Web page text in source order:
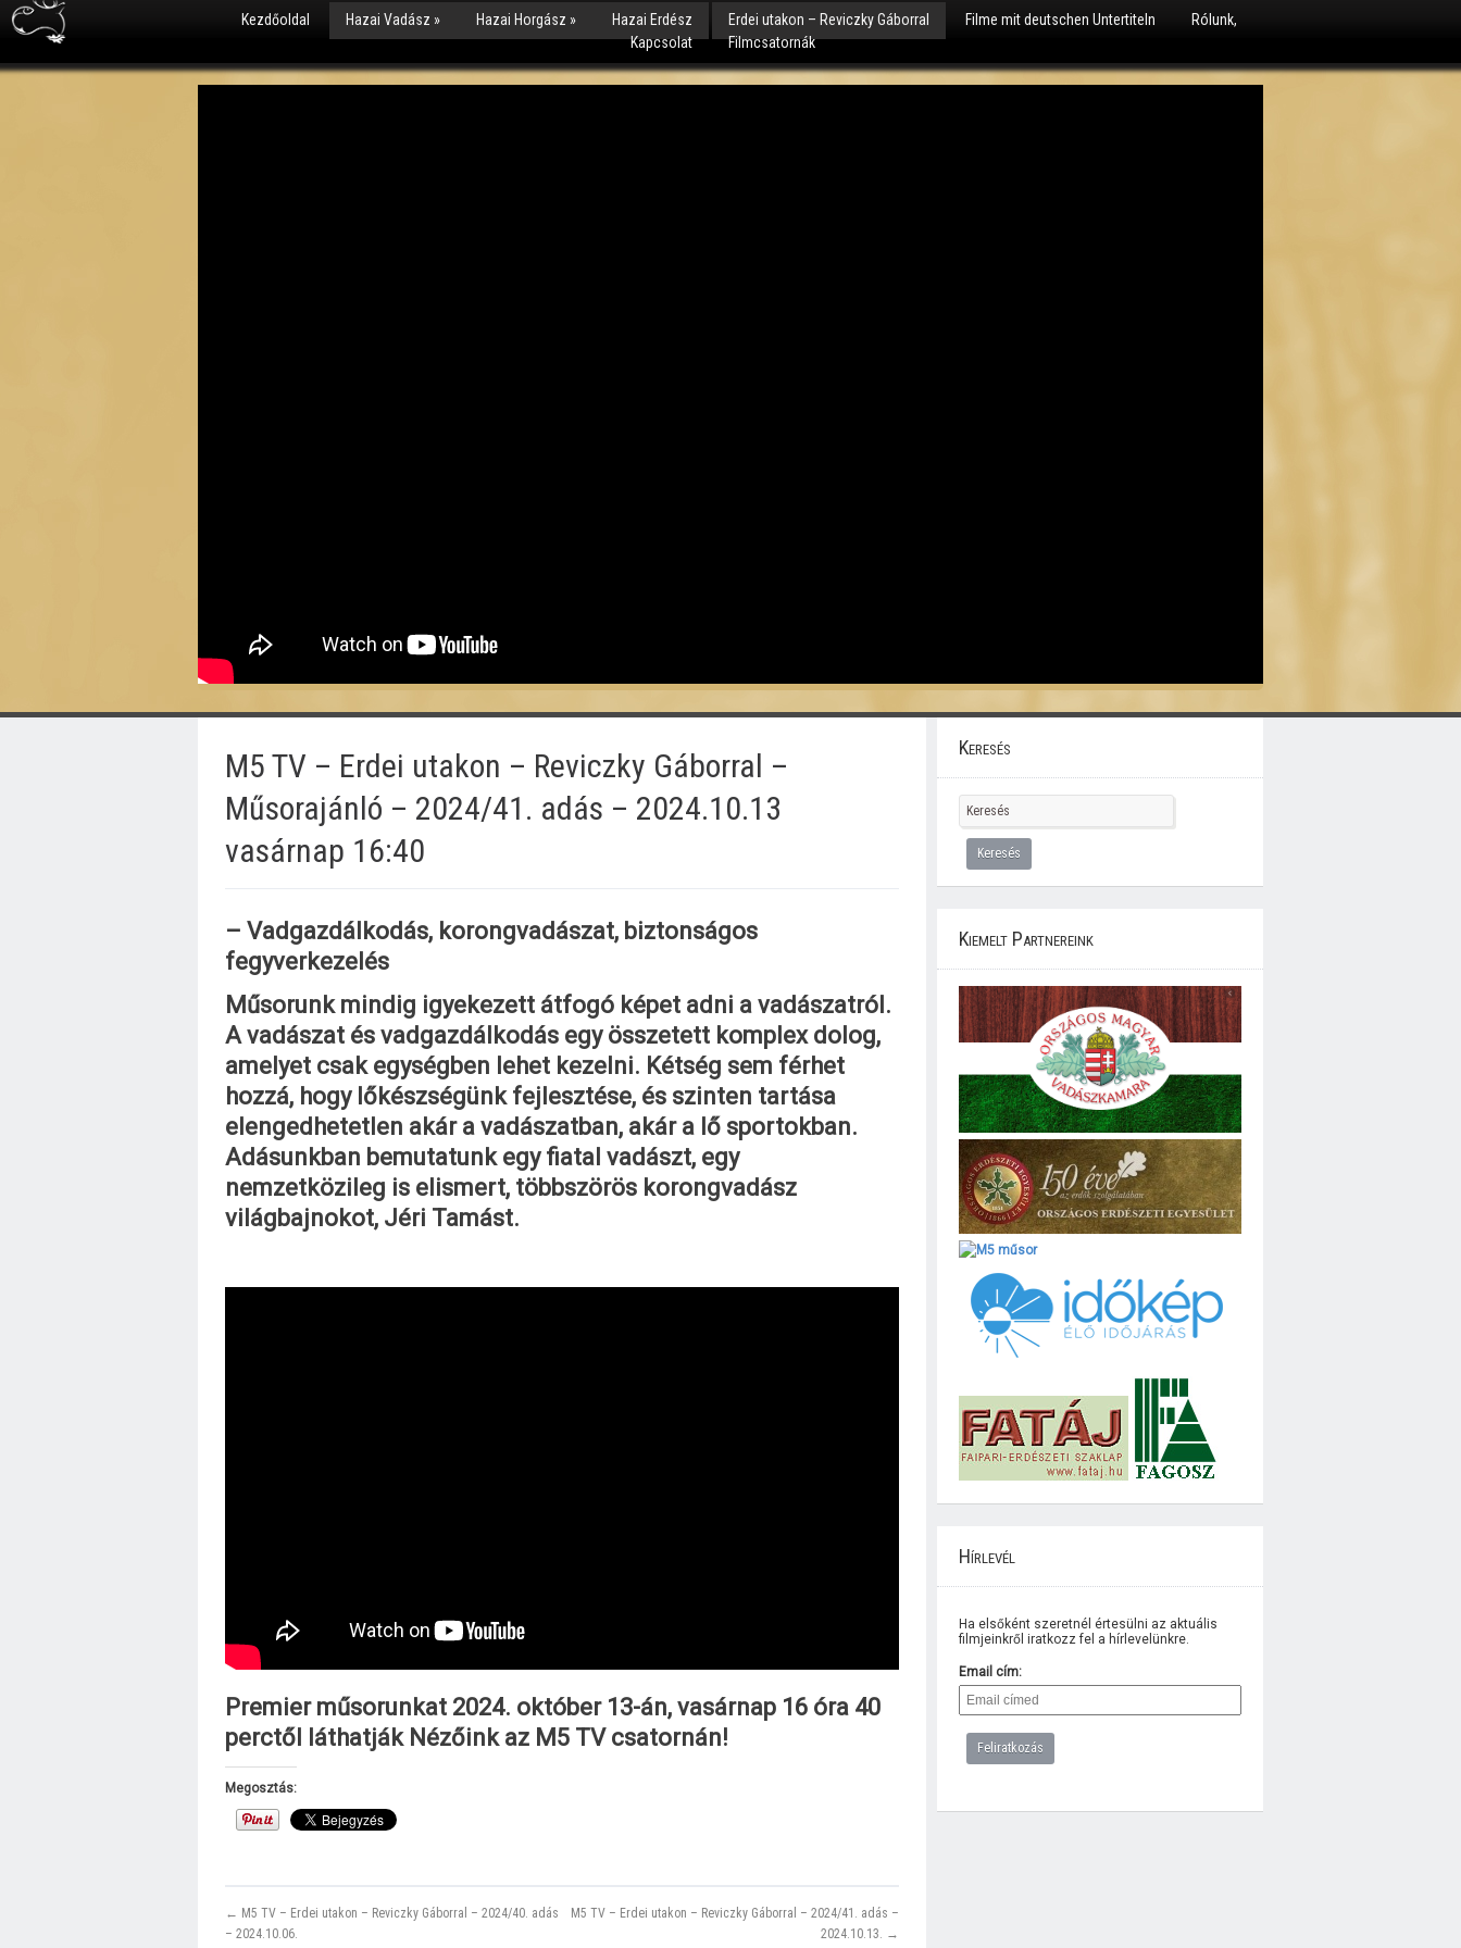
Kezdőoldal Hazai Vadász » Hazai Horgász » Hazai Erdész Erdei utakon – Reviczky Gáborral Filme mit deutschen Untertiteln
Rólunk,
Kapcsolat
Filmcsatornák
M5 TV – Erdei utakon – Reviczky Gáborral –
Műsorajánló – 2024/41. adás – 2024.10.13
vasárnap 16:40
– Vadgazdálkodás, korongvadászat, biztonságos
fegyverkezelés
Műsorunk mindig igyekezett átfogó képet adni a vadászatról.
A vadászat és vadgazdálkodás egy összetett komplex dolog,
amelyet csak egységben lehet kezelni. Kétség sem férhet
hozzá, hogy lőkészségünk fejlesztése, és szinten tartása
elengedhetetlen akár a vadászatban, akár a lő sportokban.
Adásunkban bemutatunk egy fiatal vadászt, egy
nemzetközileg is elismert, többszörös korongvadász
világbajnokot, Jéri Tamást.
Premier műsorunkat 2024. október 13-án, vasárnap 16 óra 40
perctől láthatják Nézőink az M5 TV csatornán!
Megosztás:
← M5 TV – Erdei utakon – Reviczky Gáborral – 2024/40. adás
– 2024.10.06.
M5 TV – Erdei utakon – Reviczky Gáborral – 2024/41. adás –
2024.10.13. →
Keresés
Kiemelt Partnereink
Hírlevél
Ha elsőként szeretnél értesülni az aktuális
filmjeinkről iratkozz fel a hírlevelünkre.
Email cím: